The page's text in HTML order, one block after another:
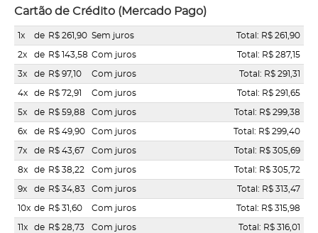
Cartão de Crédito (Mercado Pago)
1x de R$ 261,90 Sem juros Total: R$ 261,90
2x de R$ 143,58 Com juros Total: R$ 287,15
3x de R$ 97,10 Com juros Total: R$ 291,31
4x de R$ 72,91 Com juros Total: R$ 291,65
5x de R$ 59,88 Com juros Total: R$ 299,38
6x de R$ 49,90 Com juros Total: R$ 299,40
7x de R$ 43,67 Com juros Total: R$ 305,69
8x de R$ 38,22 Com juros Total: R$ 305,72
9x de R$ 34,83 Com juros Total: R$ 313,47
10x de R$ 31,60 Com juros Total: R$ 315,98
11x de R$ 28,73 Com juros Total: R$ 316,01